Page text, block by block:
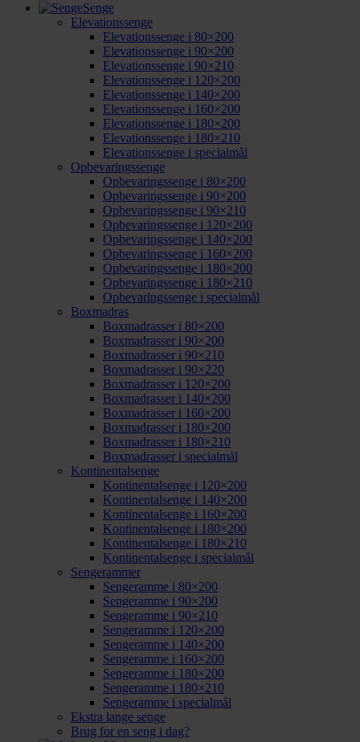
Senge
Elevationssenge
Elevationssenge i 80×200
Elevationssenge i 90×200
Elevationssenge i 90×210
Elevationssenge i 120×200
Elevationssenge i 140×200
Elevationssenge i 160×200
Elevationssenge i 180×200
Elevationssenge i 180×210
Elevationssenge i specialmål
Opbevaringssenge
Opbevaringssenge i 80×200
Opbevaringssenge i 90×200
Opbevaringssenge i 90×210
Opbevaringssenge i 120×200
Opbevaringssenge i 140×200
Opbevaringssenge i 160×200
Opbevaringssenge i 180×200
Opbevaringssenge i 180×210
Opbevaringssenge i specialmål
Boxmadras
Boxmadrasser i 80×200
Boxmadrasser i 90×200
Boxmadrasser i 90×210
Boxmadrasser i 90×220
Boxmadrasser i 120×200
Boxmadrasser i 140×200
Boxmadrasser i 160×200
Boxmadrasser i 180×200
Boxmadrasser i 180×210
Boxmadrasser i specialmål
Kontinentalsenge
Kontinentalsenge i 120×200
Kontinentalsenge i 140×200
Kontinentalsenge i 160×200
Kontinentalsenge i 180×200
Kontinentalsenge i 180×210
Kontinentalsenge i specialmål
Sengerammer
Sengeramme i 80×200
Sengeramme i 90×200
Sengeramme i 90×210
Sengeramme i 120×200
Sengeramme i 140×200
Sengeramme i 160×200
Sengeramme i 180×200
Sengeramme i 180×210
Sengeramme i specialmål
Ekstra lange senge
Brug for en seng i dag?